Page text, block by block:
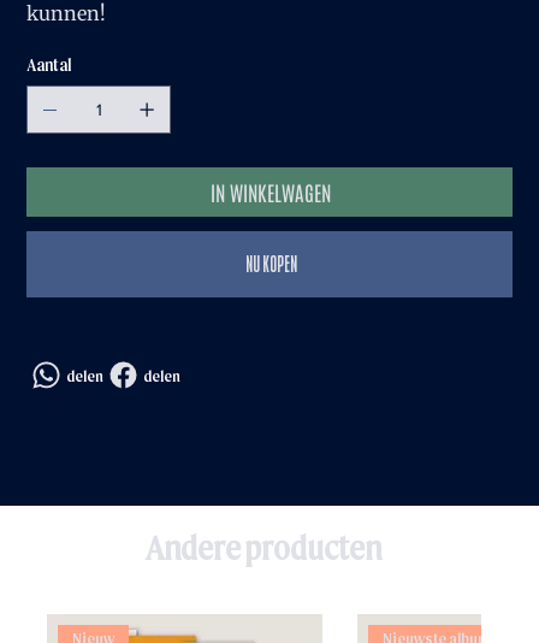
kunnen!
Aantal
IN WINKELWAGEN
NU KOPEN
delen
delen
Andere producten
Nieuw Nieuwste album!